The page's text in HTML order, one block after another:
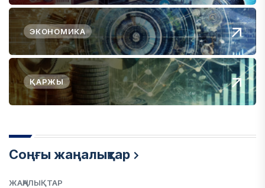
ЭКОНОМИКА
ҚАРЖЫ
Соңғы жаңалықтар
ЖАҢАЛЫҚТАР